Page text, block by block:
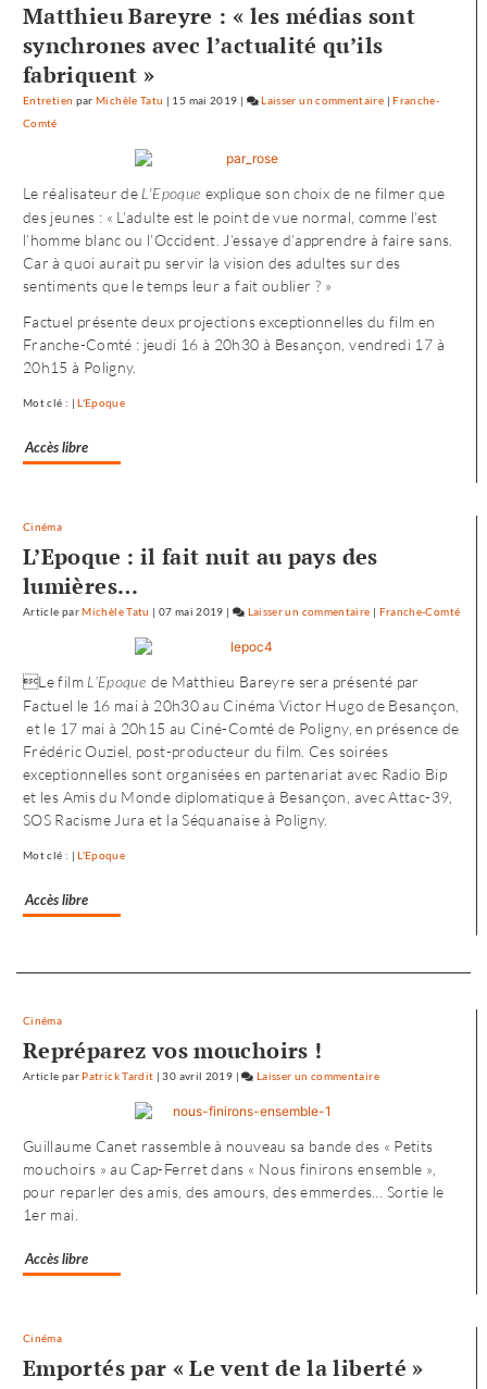
Matthieu Bareyre : « les médias sont
synchrones avec l’actualité qu’ils
fabriquent »
Entretien par Michèle Tatu 15 mai 2019 Laisser un commentaire on
de
«
Noureev
»
Franche-
Comté
Le réalisateur de L'Epoque explique son choix de ne filmer que
des jeunes : « L’adulte est le point de vue normal, comme l’est
l’homme blanc ou l’Occident. J’essaye d’apprendre à faire sans.
Car à quoi aurait pu servir la vision des adultes sur des
sentiments que le temps leur a fait oublier ? »
Factuel présente deux projections exceptionnelles du film en
Franche-Comté : jeudi 16 à 20h30 à Besançon, vendredi 17 à
20h15 à Poligny.
Mot clé : |L'Epoque
Accès libre
Cinéma
L’Epoque : il fait nuit au pays des
lumières…
Article parMichèle Tatu | 07 mai 2019 | Laisser un commentaire on
l’Ouest
de
«
Noureev
»
| Franche-Comté
Le film L’Epoque de Matthieu Bareyre sera présenté par
Factuel le 16 mai à 20h30 au Cinéma Victor Hugo de Besançon,
et le 17 mai à 20h15 au Ciné-Comté de Poligny, en présence de
Frédéric Ouziel, post-producteur du film. Ces soirées
exceptionnelles sont organisées en partenariat avec Radio Bip
et les Amis du Monde diplomatique à Besançon, avec Attac-39,
SOS Racisme Jura et la Séquanaise à Poligny.
Mot clé : |L'Epoque
Accès libre
Cinéma
Repréparez vos mouchoirs !
Article par Patrick Tardit |30 avril 2019 | Laisser un commentaireon
l’Ouest
de
Guillaume Canet rassemble à nouveau sa bande des « Petits
mouchoirs » au Cap-Ferret dans « Nous finirons ensemble »,
pour reparler des amis, des amours, des emmerdes… Sortie le
1er mai.
Accès libre
Cinéma
Emportés par « Le vent de la liberté »